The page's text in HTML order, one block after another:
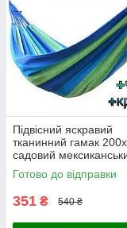
Підвісний яскравий
тканинний гамак
садовий
туристичний для дому
туризму з чохлом
Готово до відправки
351 ₴ 540 ₴